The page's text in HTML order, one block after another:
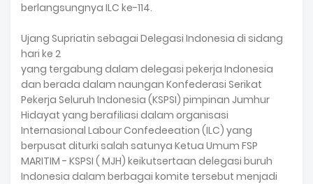
berlangsungnya ILC ke-114.
Ujang Supriatin sebagai Delegasi Indonesia di sidang
hari ke 2
yang tergabung dalam delegasi pekerja Indonesia
dan berada dalam naungan Konfederasi Serikat
Pekerja Seluruh Indonesia (KSPSI) pimpinan Jumhur
Hidayat yang berafiliasi dalam organisasi
Internasional Labour Confedeeation (ILC) yang
berpusat diturki salah satunya Ketua Umum FSP
MARITIM - KSPSI ( MJH) keikutsertaan delegasi buruh
Indonesia dalam berbagai komite tersebut menjadi